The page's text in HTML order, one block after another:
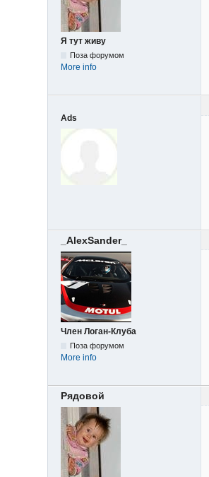
Я тут живу
Поза форумом
More info
Ads
_AlexSander_
Член Логан-Клуба
Поза форумом
More info
Рядовой